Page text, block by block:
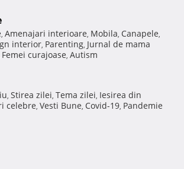
, Amenajari interioare, Mobila, Canapele,
interior, Parenting, Jurnal de mama
Femei curajoase, Autism
, Stirea zilei, Tema zilei, Iesirea din
celebre, Vesti Bune, Covid-19, Pandemie